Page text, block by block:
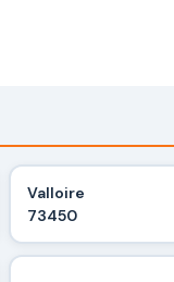
Valloire
73450